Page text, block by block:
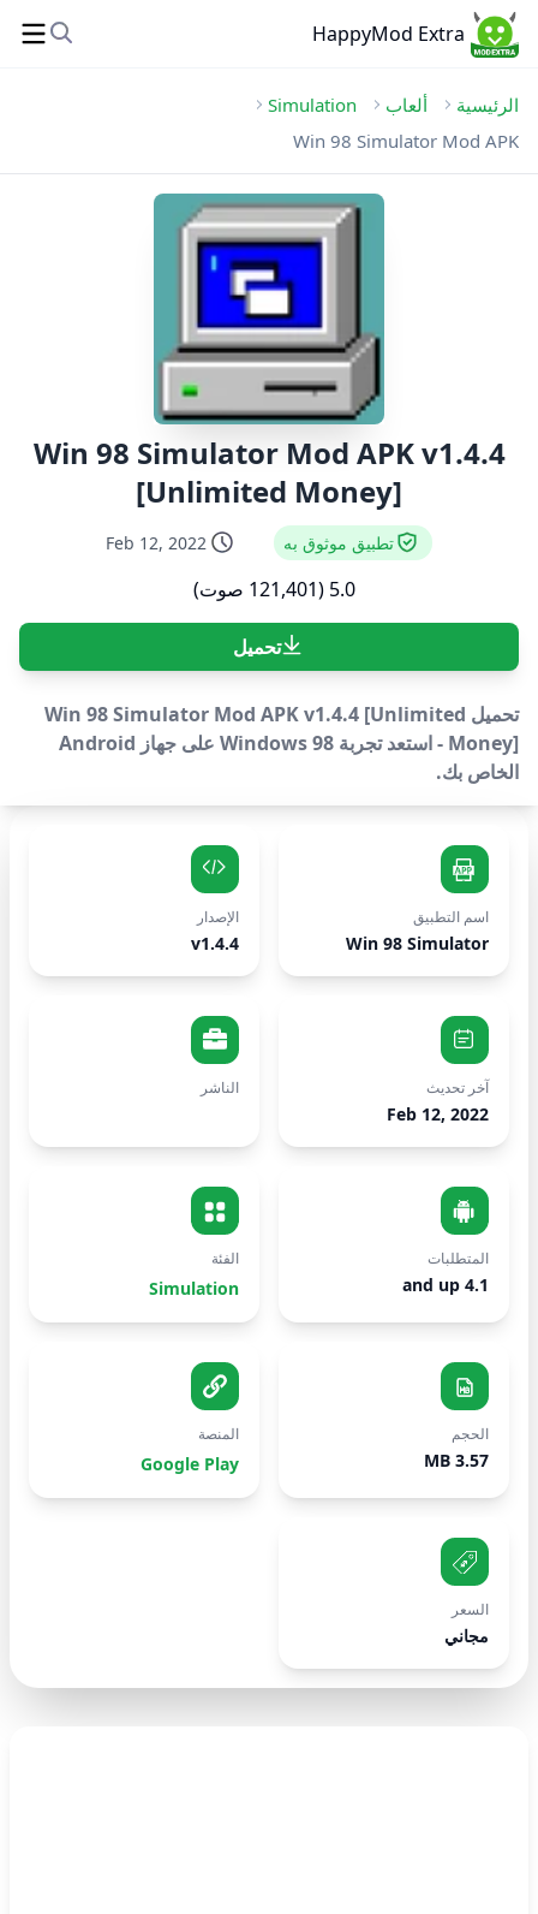
HappyMod Extra
الرئيسية ألعاب
Simulation
Win 98 Simulator Mod APK
Win 98 Simulator Mod APK v1.4.4
[Unlimited Money]
تطبيق موثوق به Feb 12, 2022
5.0 (121,401 صوت)
تحميل
تحميل Win 98 Simulator Mod APK v1.4.4 [Unlimited
Money] - استعد تجربة Windows 98 على جهاز Android
الخاص بك.
اسم التطبيق
Win 98 Simulator
الإصدار
v1.4.4
آخر تحديث
Feb 12, 2022
الناشر
المتطلبات
4.1 and up
الفئة
Simulation
الحجم
3.57 MB
المنصة
Google Play
السعر
مجاني